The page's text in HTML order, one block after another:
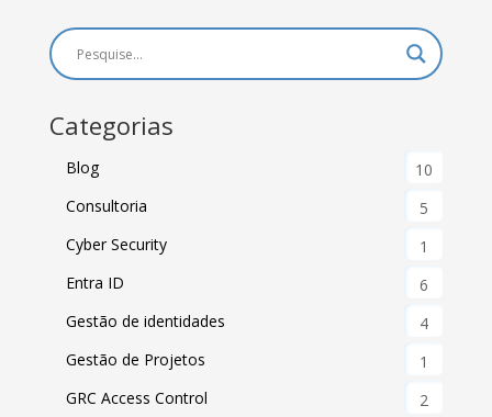
Categorias
Blog
10
Consultoria
5
Cyber Security
1
Entra ID
6
Gestão de identidades
4
Gestão de Projetos
1
GRC Access Control
2